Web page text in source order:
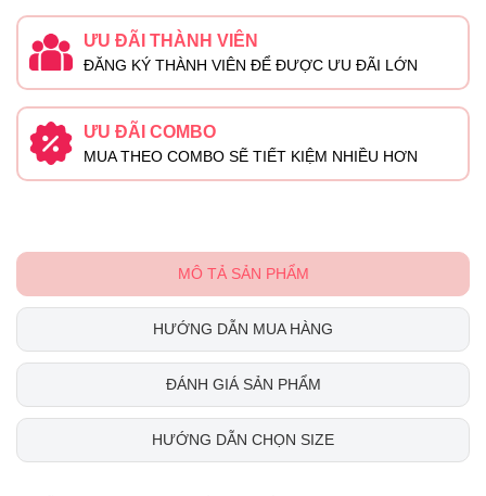
ƯU ĐÃI THÀNH VIÊN
ĐĂNG KÝ THÀNH VIÊN ĐỂ ĐƯỢC ƯU ĐÃI LỚN
ƯU ĐÃI COMBO
MUA THEO COMBO SẼ TIẾT KIỆM NHIỀU HƠN
MÔ TẢ SẢN PHẨM
HƯỚNG DẪN MUA HÀNG
ĐÁNH GIÁ SẢN PHẨM
HƯỚNG DẪN CHỌN SIZE